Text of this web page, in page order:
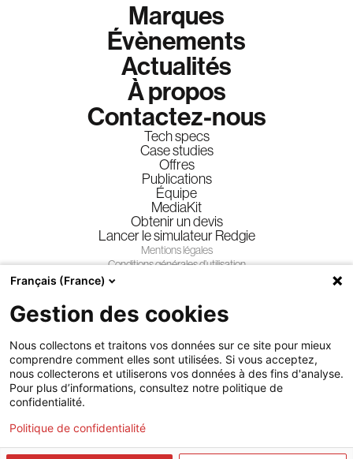
Marques
Évènements
Actualités
À propos
Contactez-nous
Tech specs
Case studies
Offres
Publications
Équipe
MediaKit
Obtenir un devis
Lancer le simulateur Redgie
Mentions légales
Conditions générales d’utilisation
Conditions générales de vente
Règlement jeux-concours
Suivez-nous
© Regie.lu - Tous droits réservés
Français (France)
Gestion des cookies
Nous collectons et traitons vos données sur ce site pour mieux
comprendre comment elles sont utilisées. Si vous acceptez,
nous collecterons et utiliserons vos données à des fins d'analyse.
Pour plus d’informations, consultez notre politique de
confidentialité.
Politique de confidentialité